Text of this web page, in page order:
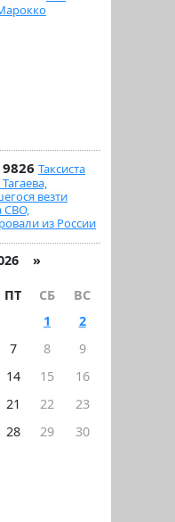
Таксиста
везти
СВО,
из России
»
ПТ СБ
ВС
1
2
7 8
9
14 15
16
21 22
23
28 29
30